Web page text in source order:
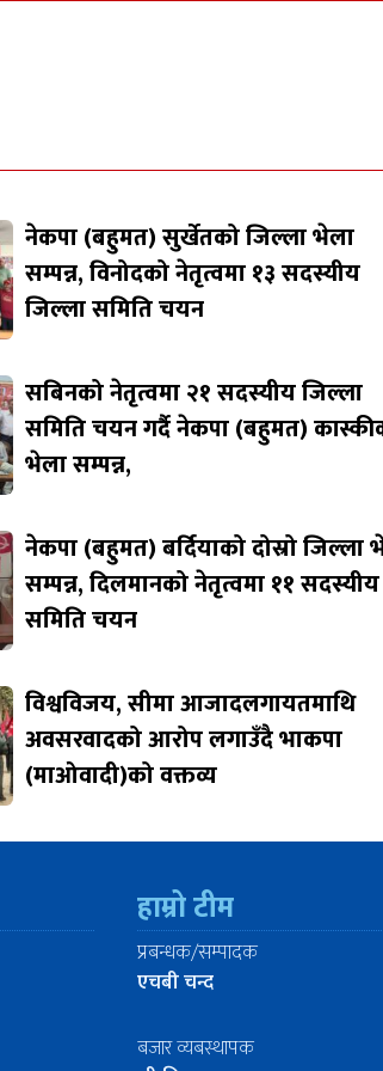
नेकपा (बहुमत) सुर्खेतको जिल्ला भेला
सम्पन्न, विनोदको नेतृत्वमा १३ सदस्यीय
जिल्ला समिति चयन
सबिनको नेतृत्वमा २१ सदस्यीय जिल्ला
समिति चयन गर्दै नेकपा (बहुमत)
भेला सम्पन्न,
नेकपा (बहुमत) बर्दियाको दोस्रो जिल्ला
सम्पन्न, दिलमानको नेतृत्वमा ११ सदस्यीय
समिति चयन
विश्वविजय, सीमा आजादलगायतमाथि
अवसरवादको आरोप लगाउँदै भाकपा
(माओवादी)को वक्तव्य
हाम्रो टीम
प्रबन्धक/सम्पादक
एचबी चन्द
बजार व्यबस्थापक